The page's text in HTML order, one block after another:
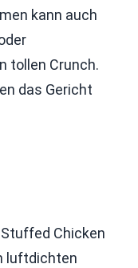
kann auch
tollen Crunch.
das Gericht
Chicken
luftdichten